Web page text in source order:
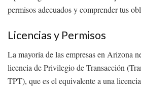
permisos adecuados y comprender tus
Licencias y Permisos
La mayoría de las empresas en Arizona
licencia de Privilegio de Transacción
TPT), que es el equivalente a una